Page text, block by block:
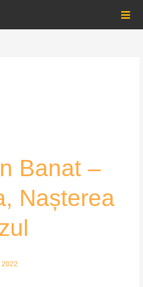
Banat –
Nașterea